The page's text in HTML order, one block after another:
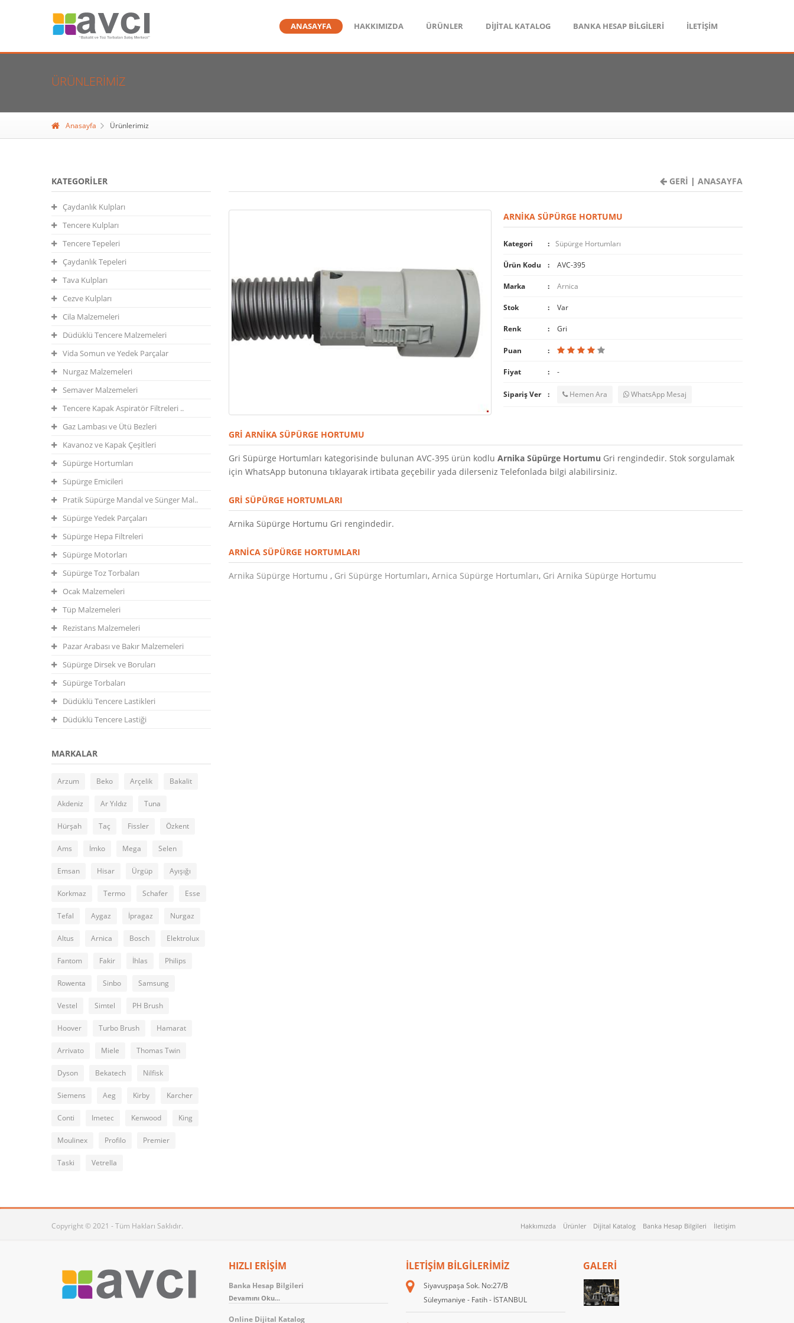
ANASAYFA HAKKIMIZDA ÜRÜNLER DİJİTAL KATALOG BANKA HESAP BİLGİLERİ İLETİŞİM
ÜRÜNLERIMIZ
Anasayfa Ürünlerimiz
KATEGORILER
Çaydanlık Kulpları
Tencere Kulpları
Tencere Tepeleri
Çaydanlık Tepeleri
Tava Kulpları
Cezve Kulpları
Cila Malzemeleri
Düdüklü Tencere Malzemeleri
Vida Somun ve Yedek Parçalar
Nurgaz Malzemeleri
Semaver Malzemeleri
Tencere Kapak Aspiratör Filtreleri ..
Gaz Lambası ve Ütü Bezleri
Kavanoz ve Kapak Çeşitleri
Süpürge Hortumları
Süpürge Emicileri
Pratik Süpürge Mandal ve Sünger Mal..
Süpürge Yedek Parçaları
Süpürge Hepa Filtreleri
Süpürge Motorları
Süpürge Toz Torbaları
Ocak Malzemeleri
Tüp Malzemeleri
Rezistans Malzemeleri
Pazar Arabası ve Bakır Malzemeleri
Süpürge Dirsek ve Boruları
Süpürge Torbaları
Düdüklü Tencere Lastikleri
Düdüklü Tencere Lastiği
MARKALAR
Arzum Beko Arçelik Bakalit
Akdeniz Ar Yıldız Tuna
Hürşah Taç Fissler Özkent
Ams İmko Mega Selen
Emsan Hisar Ürgüp Ayışığı
Korkmaz Termo Schafer Esse
Tefal Aygaz İpragaz Nurgaz
Altus Arnica Bosch Elektrolux
Fantom Fakir İhlas Philips
Rowenta Sinbo Samsung
Vestel Simtel PH Brush
Hoover Turbo Brush Hamarat
Arrivato Miele Thomas Twin
Dyson Bekatech Nilfisk
Siemens Aeg Kirby Karcher
Conti Imetec Kenwood King
Moulinex Profilo Premier
Taski Vetrella
GERİ | ANASAYFA
ARNIKA SÜPÜRGE HORTUMU
Kategori Süpürge Hortumları
Ürün Kodu AVC-395
Marka Arnica
Stok Var
Renk Gri
Puan
Fiyat -
Sipariş Ver Hemen Ara WhatsApp Mesaj
GRI ARNIKA SÜPÜRGE HORTUMU
Gri Süpürge Hortumları kategorisinde bulunan AVC-395 ürün kodlu Arnika Süpürge Hortumu Gri rengindedir. Stok sorgulamak
için WhatsApp butonuna tıklayarak irtibata geçebilir yada dilerseniz Telefonlada bilgi alabilirsiniz.
GRI SÜPÜRGE HORTUMLARI
Arnika Süpürge Hortumu Gri rengindedir.
ARNICA SÜPÜRGE HORTUMLARI
Arnika Süpürge Hortumu , Gri Süpürge Hortumları, Arnica Süpürge Hortumları, Gri Arnika Süpürge Hortumu
Copyright © 2021 - Tüm Hakları Saklıdır. Hakkımızda Ürünler Dijital Katalog Banka Hesap Bilgileri İletişim
HIZLI ERİŞİM
Banka Hesap Bilgileri
Devamını Oku...
Online Dijital Katalog
İLETIŞIM BILGILERIMIZ
Siyavuşpaşa Sok. No:27/B
Süleymaniye - Fatih - İSTANBUL
GALERİ